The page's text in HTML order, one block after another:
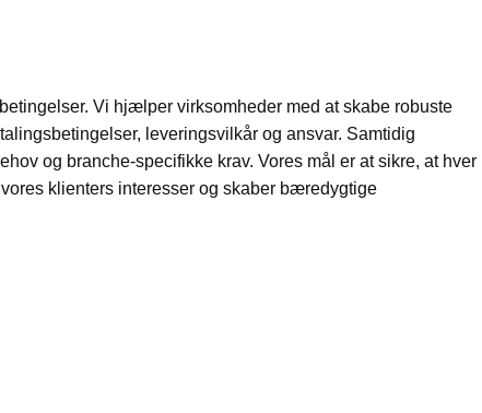
Vi hjælper virksomheder med at skabe robuste
leveringsvilkår og ansvar. Samtidig
og branche-specifikke krav. Vores mål er at sikre, at hver
klienters interesser og skaber bæredygtige